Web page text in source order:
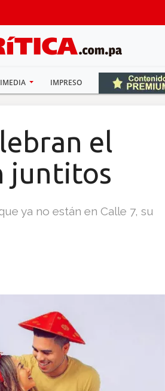
IMPRESO
el
juntitos
ya no están en Calle 7, su